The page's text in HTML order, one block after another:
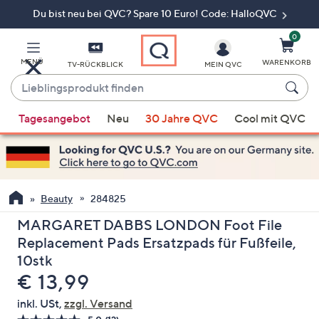
Du bist neu bei QVC? Spare 10 Euro! Code: HalloQVC
MENÜ TV-RÜCKBLICK
Lieblingsprodukt
finden
Vorschläge
verfügbar
sind,
verwenden
Sie
die
Pfeiltasten
nach
oben
und
nach
unten
MEIN QVC
0
WARENKORB
Tagesangebot Neu 30 Jahre QVC Cool mit QVC
Beauty 284825
MARGARET DABBS LONDON Foot File
Replacement Pads Ersatzpads für Fußfeile,
10stk
Gelöscht
€ 13,99
inkl. USt, zzgl. Versand